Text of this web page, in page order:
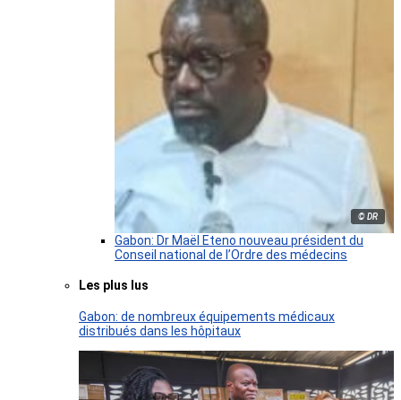
© DR
Gabon: Dr Maël Eteno nouveau président du
Conseil national de l’Ordre des médecins
Les plus lus
Gabon: de nombreux équipements médicaux
distribués dans les hôpitaux